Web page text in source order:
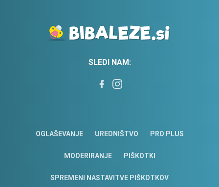
SLEDI NAM:
OGLAŠEVANJE UREDNIŠTVO PRO PLUS
MODERIRANJE PIŠKOTKI
SPREMENI NASTAVITVE PIŠKOTKOV